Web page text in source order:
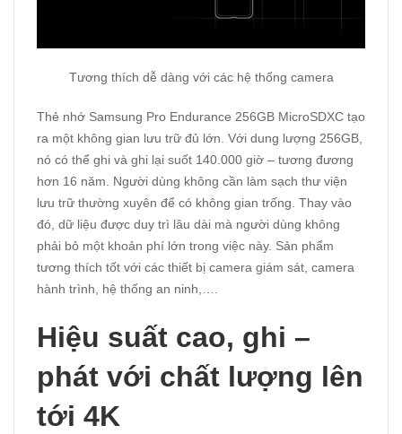
Tương thích dễ dàng với các hệ thống camera
Thẻ nhớ Samsung Pro Endurance 256GB MicroSDXC tạo
ra một không gian lưu trữ đủ lớn. Với dung lượng 256GB,
nó có thể ghi và ghi lại suốt 140.000 giờ – tương đương
hơn 16 năm. Người dùng không cần làm sạch thư viện
lưu trữ thường xuyên để có không gian trống. Thay vào
đó, dữ liệu được duy trì lâu dài mà người dùng không
phải bỏ một khoản phí lớn trong việc này. Sản phẩm
tương thích tốt với các thiết bị camera giám sát, camera
hành trình, hệ thống an ninh,….
Hiệu suất cao, ghi –
phát với chất lượng lên
tới 4K